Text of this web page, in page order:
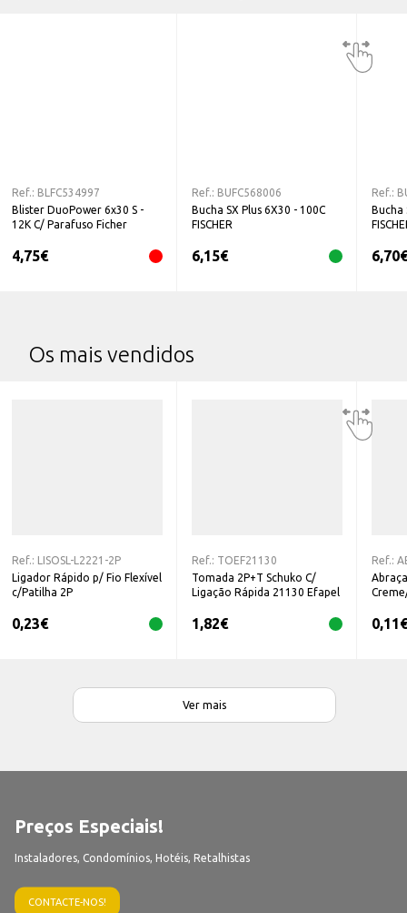
Ref.: BLFC534997
Blister DuoPower 6x30 S -
12K C/ Parafuso Ficher
4,75€
Ref.: BUFC568006
Bucha SX Plus 6X30 - 100C
FISCHER
6,15€
Ref.:
Bucha
6,70€
Os mais vendidos
Ref.:
LISOSL-L2221-2P
Ligador Rápido p/ Fio Flexível
c/Patilha 2P
0,23€
Ref.: TOEF21130
Tomada 2P+T Schuko C/
Ligação Rápida 21130 Efapel
1,82€
Ref.:
0,11€
Ver mais
Preços Especiais!
Instaladores, Condomínios, Hotéis, Retalhistas
CONTACTE-NOS!